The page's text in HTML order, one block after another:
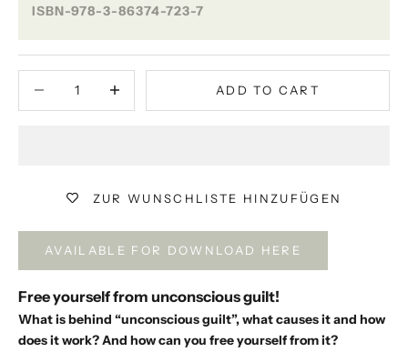
ISBN-978-3-86374-723-7
ADD TO CART
ZUR WUNSCHLISTE HINZUFÜGEN
AVAILABLE FOR DOWNLOAD HERE
Free yourself from unconscious guilt!
What is behind “unconscious guilt”, what causes it and how
does it work? And how can you free yourself from it?